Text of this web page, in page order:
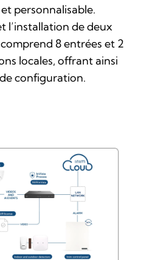
personnalisable.
l’installation de deux
8 entrées et 2
locales, offrant ainsi
configuration.